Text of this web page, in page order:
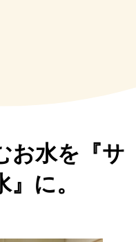
お水を『サ
に。